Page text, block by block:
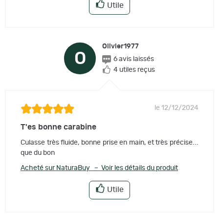
Utile
O
Olivier1977
6 avis laissés
4 utiles reçus
le 12/12/2024
T'es bonne carabine
Culasse très fluide, bonne prise en main, et très précise...
que du bon
Acheté sur NaturaBuy – Voir les détails du produit
Utile